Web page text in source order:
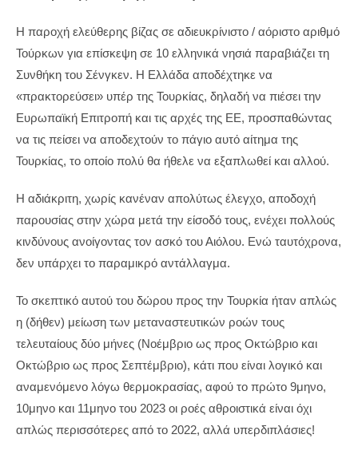
Η παροχή ελεύθερης βίζας σε αδιευκρίνιστο / αόριστο αριθμό
Τούρκων για επίσκεψη σε 10 ελληνικά νησιά παραβιάζει τη
Συνθήκη του Σένγκεν. Η Ελλάδα αποδέχτηκε να
«πρακτορεύσει» υπέρ της Τουρκίας, δηλαδή να πιέσει την
Ευρωπαϊκή Επιτροπή και τις αρχές της ΕΕ, προσπαθώντας
να τις πείσει να αποδεχτούν το πάγιο αυτό αίτημα της
Τουρκίας, το οποίο πολύ θα ήθελε να εξαπλωθεί και αλλού.
Η αδιάκριτη, χωρίς κανέναν απολύτως έλεγχο, αποδοχή
παρουσίας στην χώρα μετά την είσοδό τους, ενέχει πολλούς
κινδύνους ανοίγοντας τον ασκό του Αιόλου. Ενώ ταυτόχρονα,
δεν υπάρχει το παραμικρό αντάλλαγμα.
Το σκεπτικό αυτού του δώρου προς την Τουρκία ήταν απλώς
η (δήθεν) μείωση των μεταναστευτικών ροών τους
τελευταίους δύο μήνες (Νοέμβριο ως προς Οκτώβριο και
Οκτώβριο ως προς Σεπτέμβριο), κάτι που είναι λογικό και
αναμενόμενο λόγω θερμοκρασίας, αφού το πρώτο 9μηνο,
10μηνο και 11μηνο του 2023 οι ροές αθροιστικά είναι όχι
απλώς περισσότερες από το 2022, αλλά υπερδιπλάσιες!